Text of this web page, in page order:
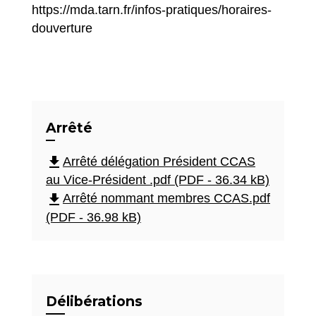
https://mda.tarn.fr/infos-pratiques/horaires-
douverture
Arrêté
file_download Arrêté délégation Président CCAS
au Vice-Président .pdf (PDF - 36.34 kB)
file_download Arrêté nommant membres CCAS.pdf
(PDF - 36.98 kB)
Délibérations